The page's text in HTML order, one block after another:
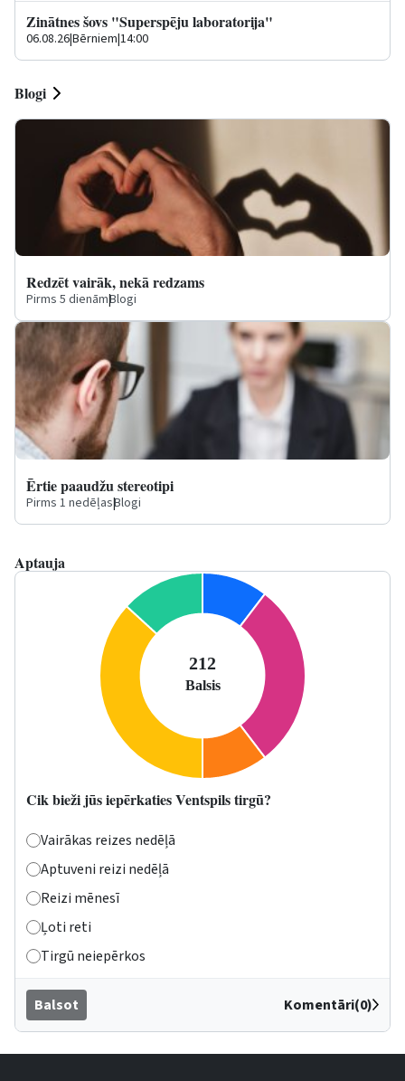
Zinātnes šovs "Superspēju laboratorija"
06.08.26|Bērniem|14:00
Blogi
Redzēt vairāk, nekā redzams
Pirms 5 dienām|Blogi
Ērtie paaudžu stereotipi
Pirms 1 nedēļas|Blogi
Aptauja
Cik bieži jūs iepērkaties Ventspils tirgū?
Vairākas reizes nedēļā
Aptuveni reizi nedēļā
Reizi mēnesī
Ļoti reti
Tirgū neiepērkos
Balsot Komentāri(0)